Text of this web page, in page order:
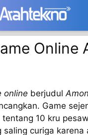
Online
online berjudul
Game
tentang 10 kru
saling curiga karena